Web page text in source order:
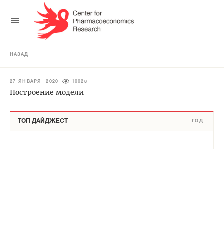
НАЗАД
27 ЯНВАРЯ 2020 10028
Построение модели
ТОП ДАЙДЖЕСТ ГОД